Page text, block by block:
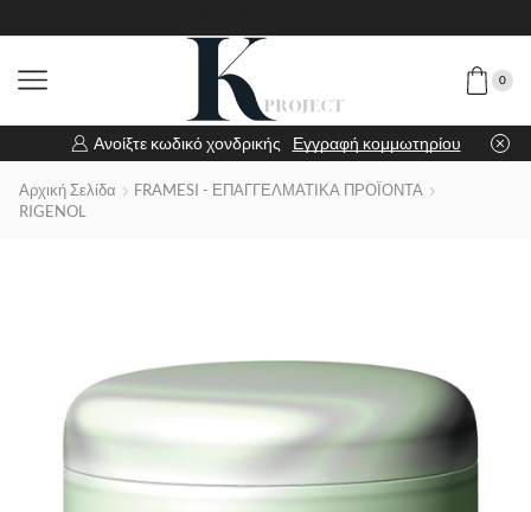
0
Ανοίξτε κωδικό χονδρικής Εγγραφή κομμωτηρίου
Αρχική Σελίδα
FRAMESI - ΕΠΑΓΓΕΛΜΑΤΙΚΑ ΠΡΟΪΟΝΤΑ
RIGENOL